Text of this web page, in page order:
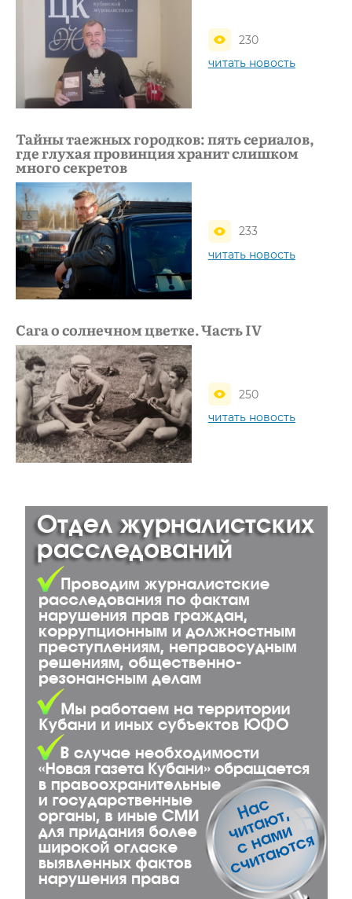
230
читать новость
Тайны таежных городков: пять сериалов,
где глухая провинция хранит слишком
много секретов
233
читать новость
Сага о солнечном цветке. Часть IV
250
читать новость